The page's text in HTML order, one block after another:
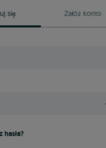
się Załóż konto
hasła?